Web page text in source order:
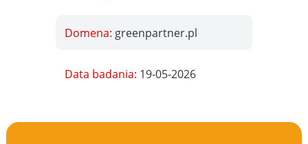
Domena: greenpartner.pl
Data badania: 19-05-2026